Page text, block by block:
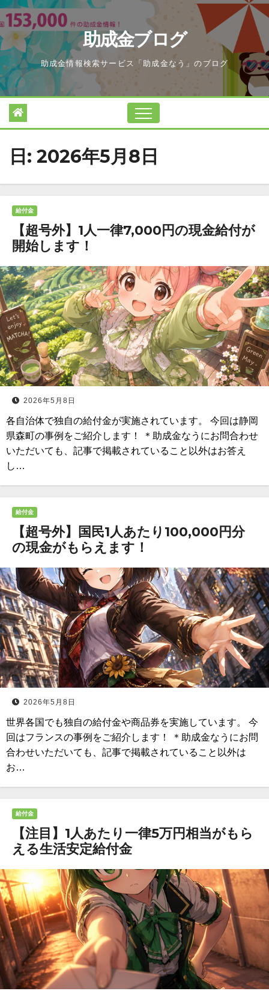
Skip
to
content
助成金ブログ
助成金情報検索サービス「助成金なう」のブログ
日: 2026年5月8日
給付金
【超号外】1人一律7,000円の現金給付が
開始します！
2026年5月8日
各自治体で独自の給付金が実施されています。 今回は静岡
県森町の事例をご紹介します！ ＊助成金なうにお問合わせ
いただいても、記事で掲載されていること以外はお答え
し…
給付金
【超号外】国民1人あたり100,000円分
の現金がもらえます！
2026年5月8日
世界各国でも独自の給付金や商品券を実施しています。 今
回はフランスの事例をご紹介します！ ＊助成金なうにお問
合わせいただいても、記事で掲載されていること以外は
お…
給付金
【注目】1人あたり一律5万円相当がもら
える生活安定給付金